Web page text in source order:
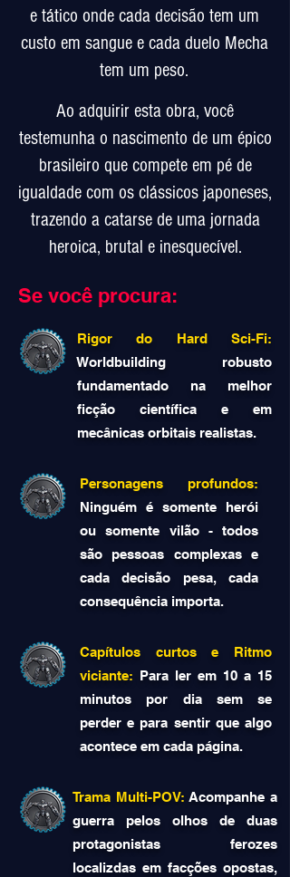
e tático onde cada decisão tem um
custo em sangue e cada duelo Mecha
tem um peso.
Ao adquirir esta obra, você
testemunha o nascimento de um épico
brasileiro que compete em pé de
igualdade com os clássicos japoneses,
trazendo a catarse de uma jornada
heroica, brutal e inesquecível.
Se você procura:
Rigor do Hard Sci-Fi:
Worldbuilding robusto
fundamentado na melhor
ficção científica e em
mecânicas orbitais realistas.
Personagens profundos:
Ninguém é somente herói
ou somente vilão - todos
são pessoas complexas e
cada decisão pesa, cada
consequência importa.
Capítulos curtos e Ritmo
viciante: Para ler em 10 a 15
minutos por dia sem se
perder e para sentir que algo
acontece em cada página.
Trama Multi-POV:Acompanhe a
guerra pelos olhos de duas
protagonistas ferozes
localizdas em facções opostas,